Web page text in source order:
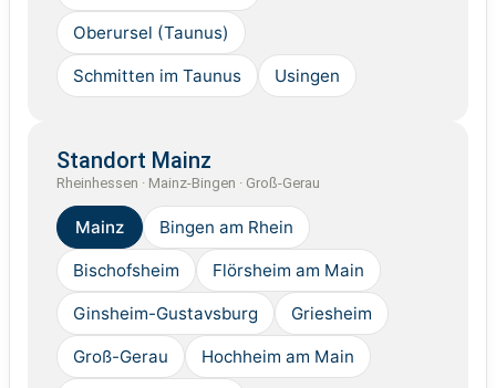
Oberursel (Taunus)
Schmitten im Taunus Usingen
Standort Mainz
Rheinhessen · Mainz-Bingen · Groß-Gerau
Mainz Bingen am Rhein
Bischofsheim Flörsheim am Main
Ginsheim-Gustavsburg Griesheim
Groß-Gerau Hochheim am Main